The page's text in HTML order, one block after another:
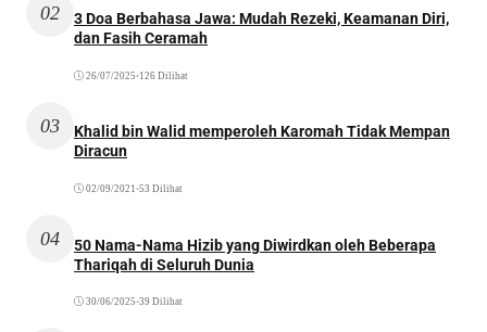
02
3 Doa Berbahasa Jawa: Mudah Rezeki, Keamanan Diri,
dan Fasih Ceramah
26/07/2025 •126 Dilihat
03
Khalid bin Walid memperoleh Karomah Tidak Mempan
Diracun
02/09/2021 •53 Dilihat
04
50 Nama-Nama Hizib yang Diwirdkan oleh Beberapa
Thariqah di Seluruh Dunia
30/06/2025 •39 Dilihat